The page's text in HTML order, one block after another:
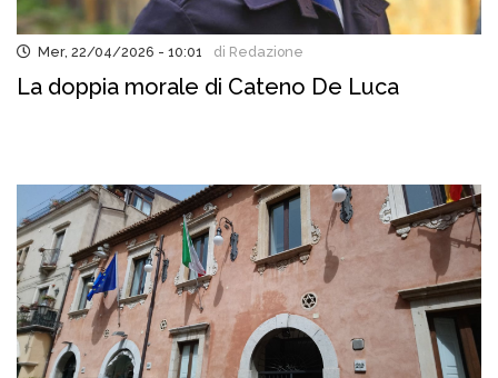
Mer, 22/04/2026 - 10:01 di Redazione
La doppia morale di Cateno De Luca